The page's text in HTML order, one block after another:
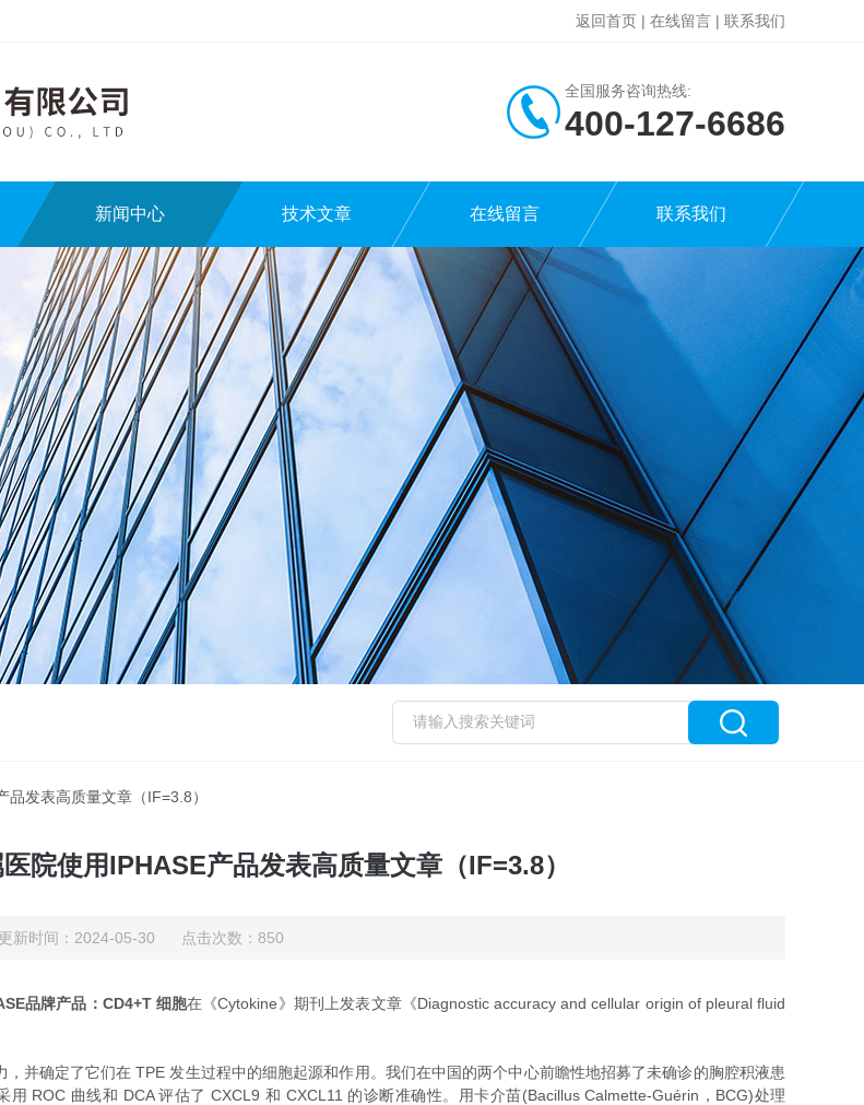
返回首页 | 在线留言 | 联系我们
全国服务咨询热线:
400-127-6686
新闻中心 技术文章 在线留言 联系我们
发表高质量文章（IF=3.8）
院使用IPHASE产品发表高质量文章（IF=3.8）
更新时间：2024-05-30 点击次数：850
品牌产品：CD4+T 细胞在《Cytokine》期刊上发表文章《Diagnostic accuracy and cellular origin of pleural fluid
确定了它们在 TPE 发生过程中的细胞起源和作用。我们在中国的两个中心前瞻性地招募了未确诊的胸腔积液患
ROC 曲线和 DCA 评估了 CXCL9 和 CXCL11 的诊断准确性。用卡介苗(Bacillus Calmette-Guérin，BCG)处理